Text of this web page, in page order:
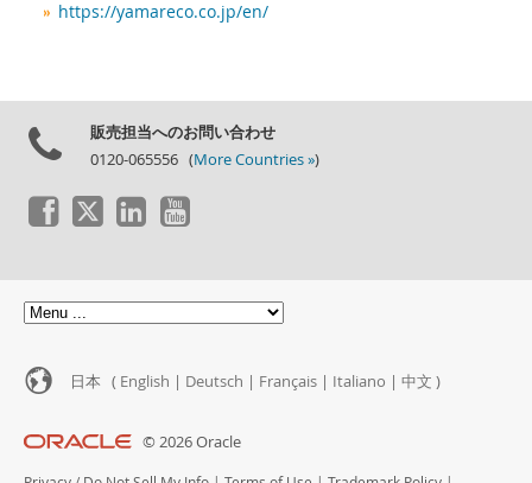
デベロッパー ゾーン
https://yamareco.co.jp/en/
販売担当へのお問い合わせ
0120-065556 (More Countries »)
日本 ( English | Deutsch | Français | Italiano | 中文 )
© 2026 Oracle